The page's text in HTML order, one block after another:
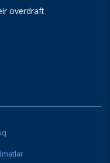
overdraft